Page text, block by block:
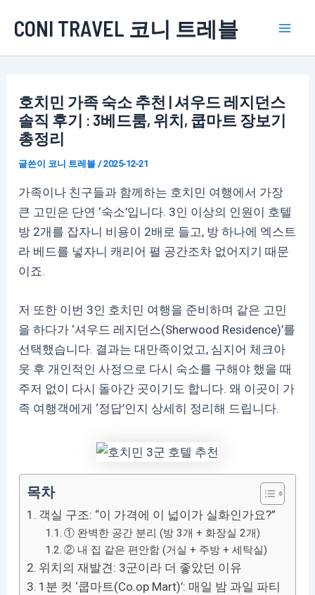
CONI TRAVEL 코니 트레블
호치민 가족 숙소 추천 | 셔우드 레지던스
솔직 후기 : 3베드룸, 위치, 쿱마트 장보기
총정리
글쓴이 코니 트레블/2025-12-21
가족이나 친구들과 함께하는 호치민 여행에서 가장
큰 고민은 단연 ‘숙소’입니다. 3인 이상의 인원이 호텔
방 2개를 잡자니 비용이 2배로 들고, 방 하나에 엑스트
라 베드를 넣자니 캐리어 펼 공간조차 없어지기 때문
이죠.
저 또한 이번 3인 호치민 여행을 준비하며 같은 고민
을 하다가 ‘셔우드 레지던스(Sherwood Residence)’를
선택했습니다. 결과는 대만족이었고, 심지어 체크아
웃 후 개인적인 사정으로 다시 숙소를 구해야 했을 때
주저 없이 다시 돌아간 곳이기도 합니다. 왜 이곳이 가
족 여행객에게 ‘정답’인지 상세히 정리해 드립니다.
목차
객실 구조: “이 가격에 이 넓이가 실화인가요?”
① 완벽한 공간 분리 (방 3개 + 화장실 2개)
② 내 집 같은 편안함 (거실 + 주방 + 세탁실)
위치의 재발견: 3군이라 더 좋았던 이유
1분 컷 ‘쿱마트(Co.op Mart)’: 매일 밤 과일 파티